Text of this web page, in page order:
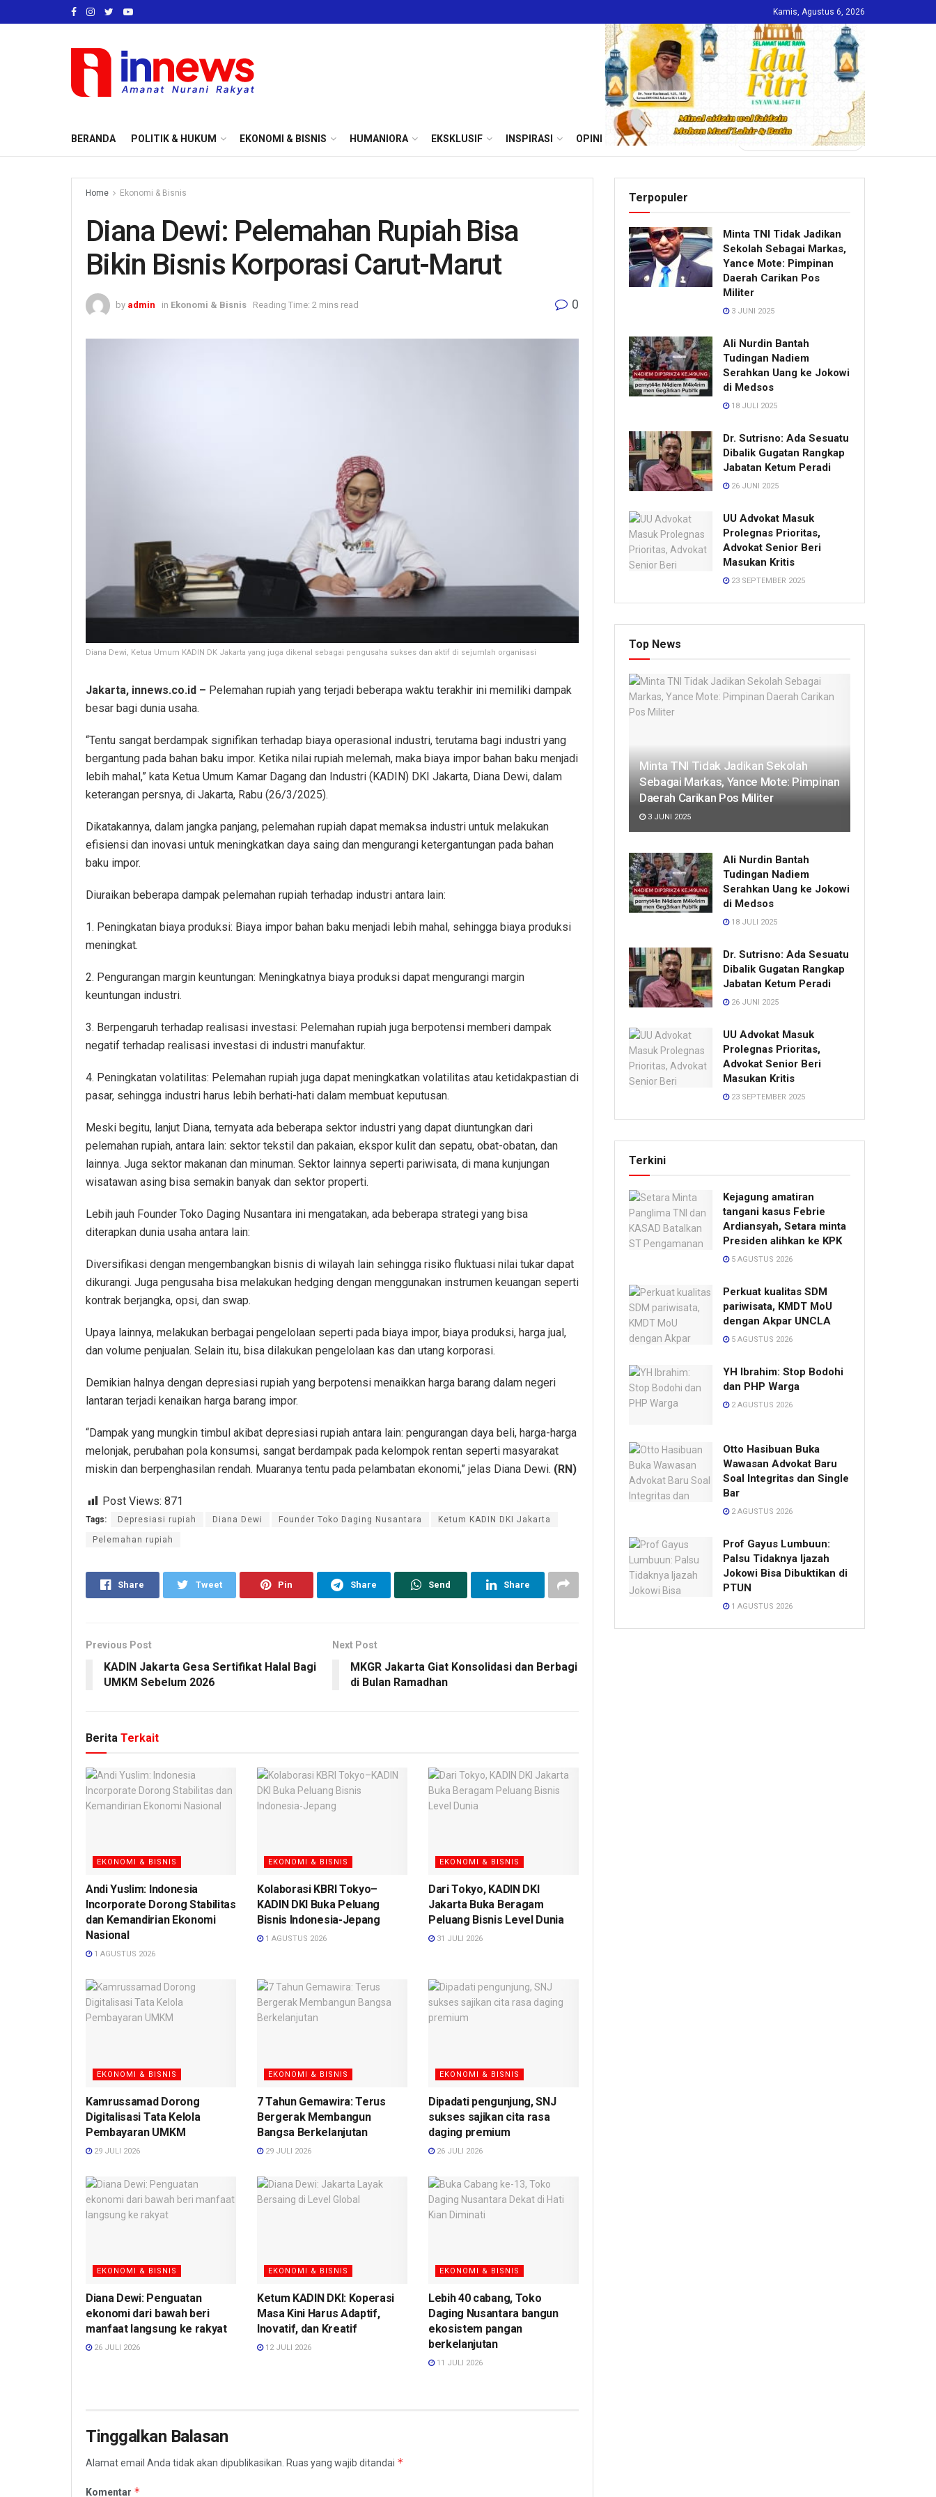
Kamis, Agustus 6, 2026
BERANDA POLITIK & HUKUM EKONOMI & BISNIS HUMANIORA EKSKLUSIF INSPIRASI OPINI INDEKS
Home Ekonomi & Bisnis
Diana Dewi: Pelemahan Rupiah Bisa
Bikin Bisnis Korporasi Carut-Marut
by admin in Ekonomi & Bisnis Reading Time: 2 mins read 0
Diana Dewi, Ketua Umum KADIN DK Jakarta yang juga dikenal sebagai pengusaha sukses dan aktif di sejumlah organisasi
Jakarta, innews.co.id – Pelemahan rupiah yang terjadi beberapa waktu terakhir ini memiliki dampak
besar bagi dunia usaha.
“Tentu sangat berdampak signifikan terhadap biaya operasional industri, terutama bagi industri yang
bergantung pada bahan baku impor. Ketika nilai rupiah melemah, maka biaya impor bahan baku menjadi
lebih mahal,” kata Ketua Umum Kamar Dagang dan Industri (KADIN) DKI Jakarta, Diana Dewi, dalam
keterangan persnya, di Jakarta, Rabu (26/3/2025).
Dikatakannya, dalam jangka panjang, pelemahan rupiah dapat memaksa industri untuk melakukan
efisiensi dan inovasi untuk meningkatkan daya saing dan mengurangi ketergantungan pada bahan
baku impor.
Diuraikan beberapa dampak pelemahan rupiah terhadap industri antara lain:
1. Peningkatan biaya produksi: Biaya impor bahan baku menjadi lebih mahal, sehingga biaya produksi
meningkat.
2. Pengurangan margin keuntungan: Meningkatnya biaya produksi dapat mengurangi margin
keuntungan industri.
3. Berpengaruh terhadap realisasi investasi: Pelemahan rupiah juga berpotensi memberi dampak
negatif terhadap realisasi investasi di industri manufaktur.
4. Peningkatan volatilitas: Pelemahan rupiah juga dapat meningkatkan volatilitas atau ketidakpastian di
pasar, sehingga industri harus lebih berhati-hati dalam membuat keputusan.
Meski begitu, lanjut Diana, ternyata ada beberapa sektor industri yang dapat diuntungkan dari
pelemahan rupiah, antara lain: sektor tekstil dan pakaian, ekspor kulit dan sepatu, obat-obatan, dan
lainnya. Juga sektor makanan dan minuman. Sektor lainnya seperti pariwisata, di mana kunjungan
wisatawan asing bisa semakin banyak dan sektor properti.
Lebih jauh Founder Toko Daging Nusantara ini mengatakan, ada beberapa strategi yang bisa
diterapkan dunia usaha antara lain:
Diversifikasi dengan mengembangkan bisnis di wilayah lain sehingga risiko fluktuasi nilai tukar dapat
dikurangi. Juga pengusaha bisa melakukan hedging dengan menggunakan instrumen keuangan seperti
kontrak berjangka, opsi, dan swap.
Upaya lainnya, melakukan berbagai pengelolaan seperti pada biaya impor, biaya produksi, harga jual,
dan volume penjualan. Selain itu, bisa dilakukan pengelolaan kas dan utang korporasi.
Demikian halnya dengan depresiasi rupiah yang berpotensi menaikkan harga barang dalam negeri
lantaran terjadi kenaikan harga barang impor.
“Dampak yang mungkin timbul akibat depresiasi rupiah antara lain: pengurangan daya beli, harga-harga
melonjak, perubahan pola konsumsi, sangat berdampak pada kelompok rentan seperti masyarakat
miskin dan berpenghasilan rendah. Muaranya tentu pada pelambatan ekonomi,” jelas Diana Dewi. (RN)
Post Views: 871
Tags: Depresiasi rupiah Diana Dewi Founder Toko Daging Nusantara Ketum KADIN DKI Jakarta
Pelemahan rupiah
Share Tweet Pin Share Send Share
Previous Post
KADIN Jakarta Gesa Sertifikat Halal Bagi
UMKM Sebelum 2026
Next Post
MKGR Jakarta Giat Konsolidasi dan Berbagi
di Bulan Ramadhan
Berita Terkait
EKONOMI & BISNIS
Andi Yuslim: Indonesia
Incorporate Dorong Stabilitas
dan Kemandirian Ekonomi
Nasional
1 AGUSTUS 2026
EKONOMI & BISNIS
Kolaborasi KBRI Tokyo–
KADIN DKI Buka Peluang
Bisnis Indonesia-Jepang
1 AGUSTUS 2026
EKONOMI & BISNIS
Dari Tokyo, KADIN DKI
Jakarta Buka Beragam
Peluang Bisnis Level Dunia
31 JULI 2026
EKONOMI & BISNIS
Kamrussamad Dorong
Digitalisasi Tata Kelola
Pembayaran UMKM
29 JULI 2026
EKONOMI & BISNIS
7 Tahun Gemawira: Terus
Bergerak Membangun
Bangsa Berkelanjutan
29 JULI 2026
EKONOMI & BISNIS
Dipadati pengunjung, SNJ
sukses sajikan cita rasa
daging premium
26 JULI 2026
EKONOMI & BISNIS
Diana Dewi: Penguatan
ekonomi dari bawah beri
manfaat langsung ke rakyat
26 JULI 2026
EKONOMI & BISNIS
Ketum KADIN DKI: Koperasi
Masa Kini Harus Adaptif,
Inovatif, dan Kreatif
12 JULI 2026
EKONOMI & BISNIS
Lebih 40 cabang, Toko
Daging Nusantara bangun
ekosistem pangan
berkelanjutan
11 JULI 2026
Tinggalkan Balasan
Alamat email Anda tidak akan dipublikasikan. Ruas yang wajib ditandai *
Komentar *
Terpopuler
Minta TNI Tidak Jadikan
Sekolah Sebagai Markas,
Yance Mote: Pimpinan
Daerah Carikan Pos
Militer
3 JUNI 2025
Ali Nurdin Bantah
Tudingan Nadiem
Serahkan Uang ke Jokowi
di Medsos
18 JULI 2025
Dr. Sutrisno: Ada Sesuatu
Dibalik Gugatan Rangkap
Jabatan Ketum Peradi
26 JUNI 2025
UU Advokat Masuk
Prolegnas Prioritas,
Advokat Senior Beri
Masukan Kritis
23 SEPTEMBER 2025
Top News
Minta TNI Tidak Jadikan Sekolah
Sebagai Markas, Yance Mote: Pimpinan
Daerah Carikan Pos Militer
3 JUNI 2025
Ali Nurdin Bantah
Tudingan Nadiem
Serahkan Uang ke Jokowi
di Medsos
18 JULI 2025
Dr. Sutrisno: Ada Sesuatu
Dibalik Gugatan Rangkap
Jabatan Ketum Peradi
26 JUNI 2025
UU Advokat Masuk
Prolegnas Prioritas,
Advokat Senior Beri
Masukan Kritis
23 SEPTEMBER 2025
Terkini
Kejagung amatiran
tangani kasus Febrie
Ardiansyah, Setara minta
Presiden alihkan ke KPK
5 AGUSTUS 2026
Perkuat kualitas SDM
pariwisata, KMDT MoU
dengan Akpar UNCLA
5 AGUSTUS 2026
YH Ibrahim: Stop Bodohi
dan PHP Warga
2 AGUSTUS 2026
Otto Hasibuan Buka
Wawasan Advokat Baru
Soal Integritas dan Single
Bar
2 AGUSTUS 2026
Prof Gayus Lumbuun:
Palsu Tidaknya Ijazah
Jokowi Bisa Dibuktikan di
PTUN
1 AGUSTUS 2026